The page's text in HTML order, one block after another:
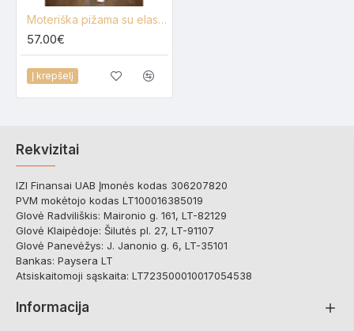
Moteriška pižama su elastanu Mpal1028767
57.00€
Į krepšelį
Rekvizitai
IZI Finansai UAB Įmonės kodas 306207820
PVM mokėtojo kodas LT100016385019
Glovė Radviliškis: Maironio g. 161, LT-82129
Glovė Klaipėdoje: Šilutės pl. 27, LT-91107
Glovė Panevėžys: J. Janonio g. 6, LT-35101
Bankas: Paysera LT
Atsiskaitomoji sąskaita: LT723500010017054538
Informacija